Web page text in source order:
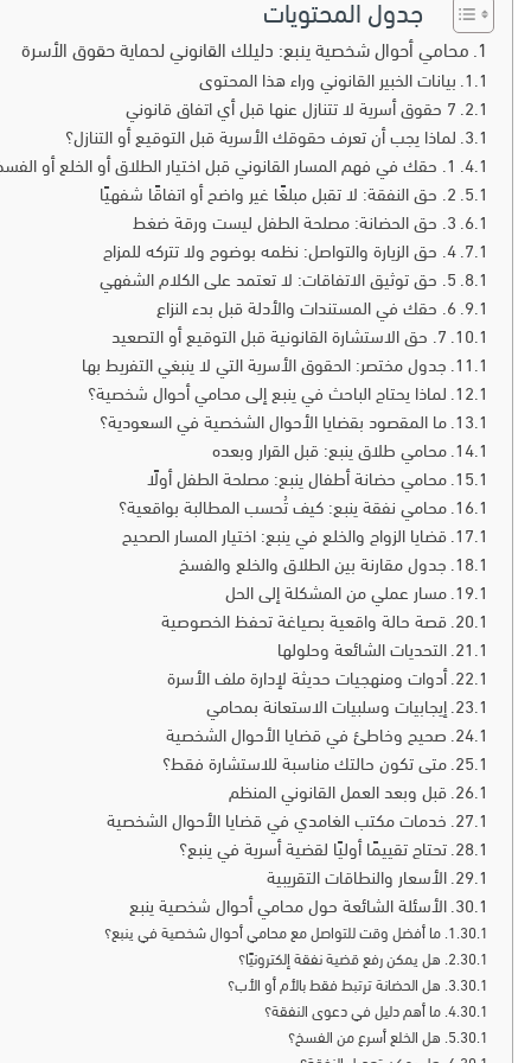
جدول المحتويات
محامي أحوال شخصية ينبع: دليلك القانوني لحماية حقوق الأسرة
بيانات الخبير القانوني وراء هذا المحتوى
7 حقوق أسرية لا تتنازل عنها قبل أي اتفاق قانوني
لماذا يجب أن تعرف حقوقك الأسرية قبل التوقيع أو التنازل؟
1. حقك في فهم المسار القانوني قبل اختيار الطلاق أو الخلع أو الفسخ
2. حق النفقة: لا تقبل مبلغًا غير واضح أو اتفاقًا شفهيًا
3. حق الحضانة: مصلحة الطفل ليست ورقة ضغط
4. حق الزيارة والتواصل: نظمه بوضوح ولا تتركه للمزاج
5. حق توثيق الاتفاقات: لا تعتمد على الكلام الشفهي
6. حقك في المستندات والأدلة قبل بدء النزاع
7. حق الاستشارة القانونية قبل التوقيع أو التصعيد
جدول مختصر: الحقوق الأسرية التي لا ينبغي التفريط بها
لماذا يحتاج الباحث في ينبع إلى محامي أحوال شخصية؟
ما المقصود بقضايا الأحوال الشخصية في السعودية؟
محامي طلاق ينبع: قبل القرار وبعده
محامي حضانة أطفال ينبع: مصلحة الطفل أولًا
محامي نفقة ينبع: كيف تُحسب المطالبة بواقعية؟
قضايا الزواج والخلع في ينبع: اختيار المسار الصحيح
جدول مقارنة بين الطلاق والخلع والفسخ
مسار عملي من المشكلة إلى الحل
قصة حالة واقعية بصياغة تحفظ الخصوصية
التحديات الشائعة وحلولها
أدوات ومنهجيات حديثة لإدارة ملف الأسرة
إيجابيات وسلبيات الاستعانة بمحامي
صحيح وخاطئ في قضايا الأحوال الشخصية
متى تكون حالتك مناسبة للاستشارة فقط؟
قبل وبعد العمل القانوني المنظم
خدمات مكتب الغامدي في قضايا الأحوال الشخصية
تحتاج تقييمًا أوليًا لقضية أسرية في ينبع؟
الأسعار والنطاقات التقريبية
الأسئلة الشائعة حول محامي أحوال شخصية ينبع
ما أفضل وقت للتواصل مع محامي أحوال شخصية في ينبع؟
هل يمكن رفع قضية نفقة إلكترونيًا؟
هل الحضانة ترتبط فقط بالأم أو الأب؟
ما أهم دليل في دعوى النفقة؟
هل الخلع أسرع من الفسخ؟
أحمد عبد الرحمن
محامٍ ومستشار قانوني
الموكلين أمام الجهات القضائية.